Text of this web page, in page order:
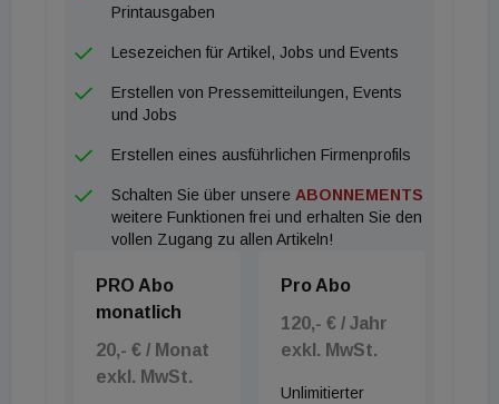
Printausgaben
Lesezeichen für Artikel, Jobs und Events
Erstellen von Pressemitteilungen, Events
und Jobs
Erstellen eines ausführlichen Firmenprofils
Schalten Sie über unsere ABONNEMENTS
weitere Funktionen frei und erhalten Sie den
vollen Zugang zu allen Artikeln!
PRO Abo
monatlich
20,- € / Monat
exkl. MwSt.
Pro Abo
120,- € / Jahr
exkl. MwSt.
Unlimitierter